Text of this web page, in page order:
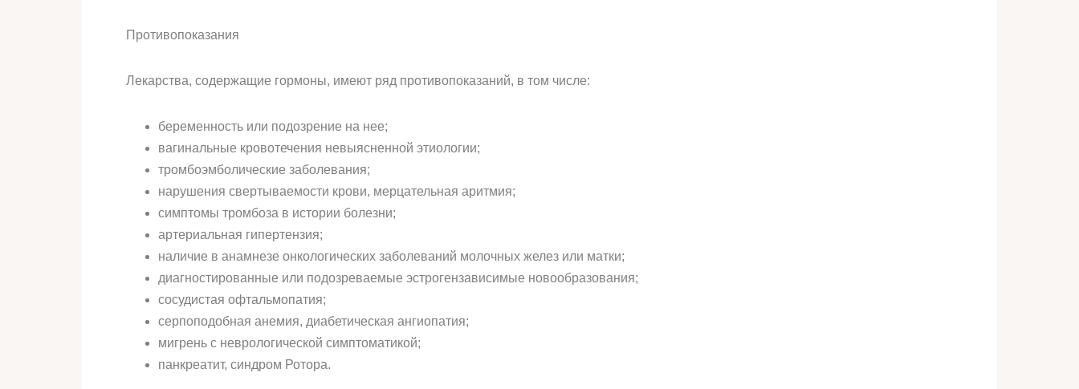
Противопоказания
Лекарства, содержащие гормоны, имеют ряд противопоказаний, в том числе:
беременность или подозрение на нее;
вагинальные кровотечения невыясненной этиологии;
тромбоэмболические заболевания;
нарушения свертываемости крови, мерцательная аритмия;
симптомы тромбоза в истории болезни;
артериальная гипертензия;
наличие в анамнезе онкологических заболеваний молочных желез или матки;
диагностированные или подозреваемые эстрогензависимые новообразования;
сосудистая офтальмопатия;
серпоподобная анемия, диабетическая ангиопатия;
мигрень с неврологической симптоматикой;
панкреатит, синдром Ротора.